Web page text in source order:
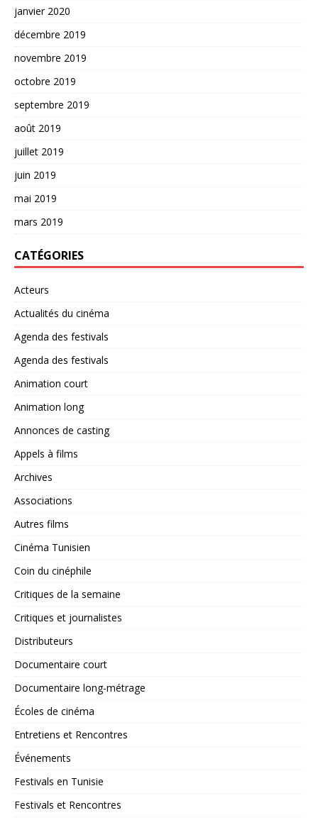
janvier 2020
décembre 2019
novembre 2019
octobre 2019
septembre 2019
août 2019
juillet 2019
juin 2019
mai 2019
mars 2019
CATÉGORIES
Acteurs
Actualités du cinéma
Agenda des festivals
Agenda des festivals
Animation court
Animation long
Annonces de casting
Appels à films
Archives
Associations
Autres films
Cinéma Tunisien
Coin du cinéphile
Critiques de la semaine
Critiques et journalistes
Distributeurs
Documentaire court
Documentaire long-métrage
Écoles de cinéma
Entretiens et Rencontres
Événements
Festivals en Tunisie
Festivals et Rencontres